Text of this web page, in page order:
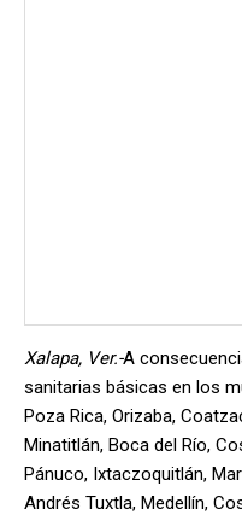
Xalapa, Ver.-A
sanitarias básicas en los
Poza Rica, Orizaba,
Minatitlán, Boca del Río,
Pánuco, Ixtaczoquitlán,
Andrés Tuxtla, Medellín,